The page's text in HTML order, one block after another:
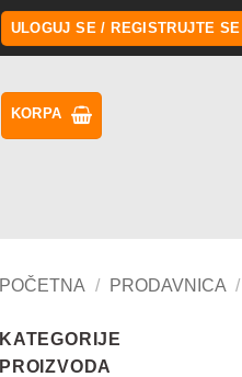
ULOGUJ SE / REGISTRUJTE SE
KORPA
POČETNA / PRODAVNICA /
KATEGORIJE
PROIZVODA